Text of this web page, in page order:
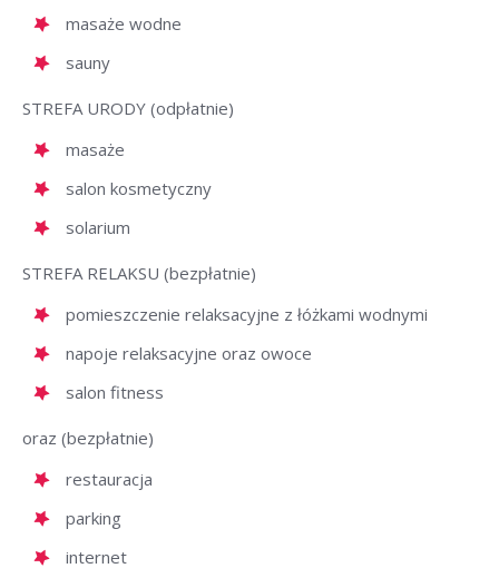
masaże wodne
sauny
STREFA URODY (odpłatnie)
masaże
salon kosmetyczny
solarium
STREFA RELAKSU (bezpłatnie)
pomieszczenie relaksacyjne z łóżkami wodnymi
napoje relaksacyjne oraz owoce
salon fitness
oraz (bezpłatnie)
restauracja
parking
internet